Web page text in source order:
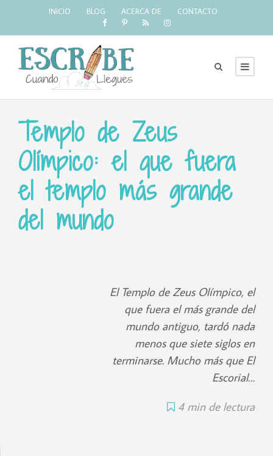
INICIO BLOG ACERCA DE CONTACTO
Templo de Zeus
Olímpico: el que fuera
el templo más grande
del mundo
El Templo de Zeus Olímpico, el
que fuera el más grande del
mundo antiguo, tardó nada
menos que siete siglos en
terminarse. Mucho más que El
Escorial…
4 min de lectura